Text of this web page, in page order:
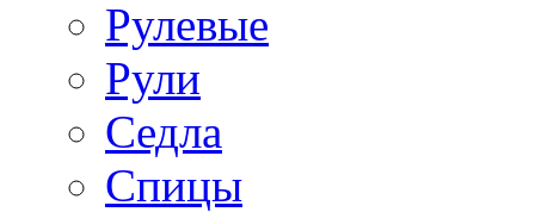
Рулевые
Рули
Седла
Спицы